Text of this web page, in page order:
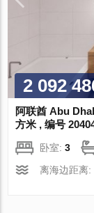
2 092
阿联酋 Abu
方米 , 编号
卧室:3
离海边距离: